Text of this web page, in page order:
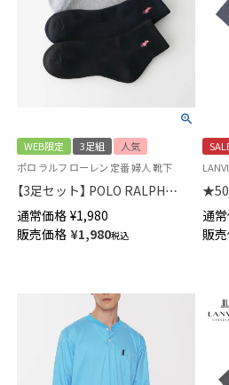
WEB限定 3足組
人気
ポロ ラルフ ローレン 定番 婦人 靴下
【3足セット】 POLO RALPH
LAUREN 足底パイルでやわらか
ショート丈ソックス レディース
93246914
通常価格 ¥1,980
販売価格 ¥1,980税込
トッ
通
販